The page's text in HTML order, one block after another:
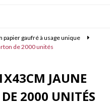
papier gaufré à usage unique
de 2000 unités
JAUNE
2000 UNITÉS